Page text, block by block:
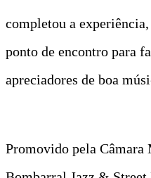
completou a
ponto de encontro para
apreciadores de boa
Promovido pela